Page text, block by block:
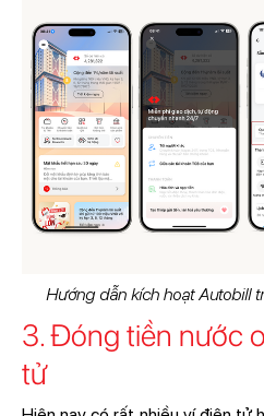
Hướng dẫn kích hoạt Autobill
3. Đóng tiền nước
tử